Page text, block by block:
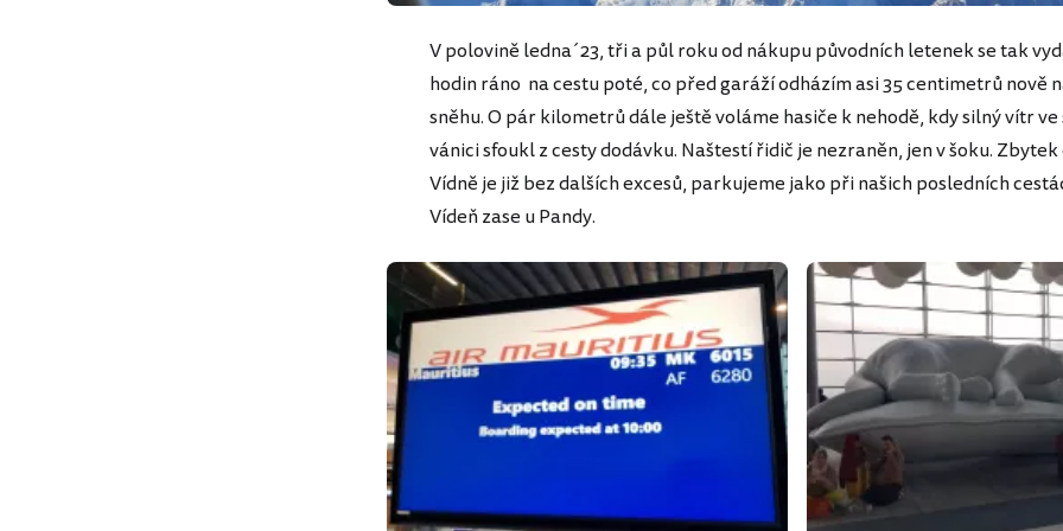
V polovině ledna´23, tři a půl roku od nákupu původních letenek se tak
hodin ráno na cestu poté, co před garáží odházím asi 35 centimetrů nově
sněhu. O pár kilometrů dále ještě voláme hasiče k nehodě, kdy silný vítr ve
vánici sfoukl z cesty dodávku. Naštestí řidič je nezraněn, jen v šoku. Zbytek
Vídně je již bez dalších excesů, parkujeme jako při našich posledních
Vídeň zase u Pandy.